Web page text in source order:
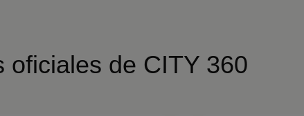
oficiales de CITY 360